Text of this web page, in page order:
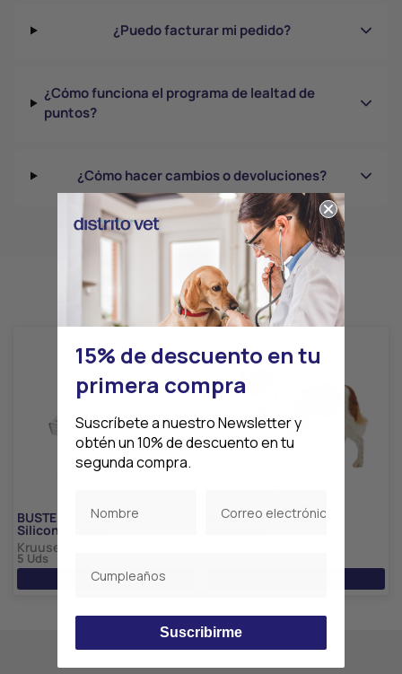
¿Puedo facturar mi pedido?
¿Cómo funciona el programa de lealtad de
puntos?
¿Cómo hacer cambios o devoluciones?
Productos relacionados
BUSTER Foley Catéter En
Silicona 5 uds
Kruuse
5 Uds
Ver precio
BUSTER Clásico Collar
15% de descuento en tu
primera compra
Suscríbete a nuestro Newsletter y
obtén un 10% de descuento en tu
segunda compra.
Suscribirme